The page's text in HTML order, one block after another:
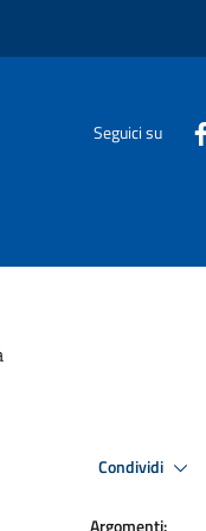
Seguici su
Condividi
Argomenti: